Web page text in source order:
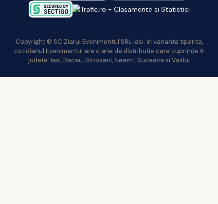
Copyright © SC Ziarul Evenimentul SRL Iasi. In varianta tiparita,
cotidianul Evenimentul are o arie de distributie care cuprinde 6
judete: Iasi, Bacau, Botosani, Neamt, Suceava si Vaslui